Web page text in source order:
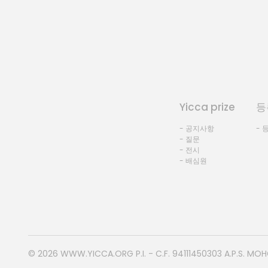
Yicca prize
- 공지사항
- 질문
- 전시
- 배심원
-
© 2026 WWW.YICCA.ORG P.I. - C.F. 94111450303 A.P.S.